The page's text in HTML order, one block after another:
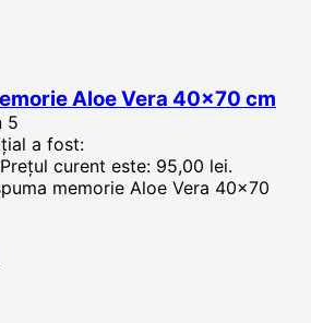
Aloe Vera 40×70 cm
5
a fost:
Prețul curent este: 95,00 lei.
memorie Aloe Vera 40x70